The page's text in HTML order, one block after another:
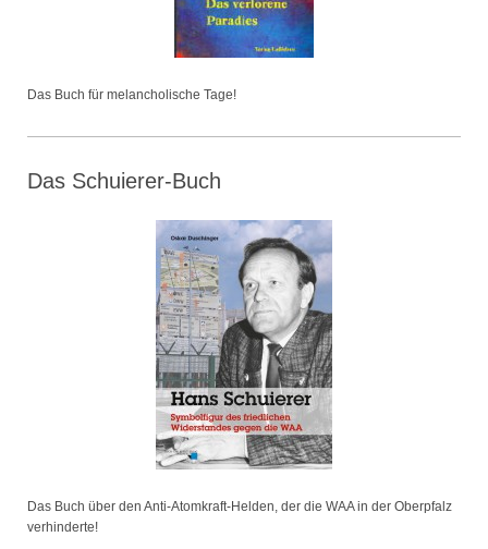
Das Buch für melancholische Tage!
Das Schuierer-Buch
Das Buch über den Anti-Atomkraft-Helden, der die WAA in der Oberpfalz
verhinderte!